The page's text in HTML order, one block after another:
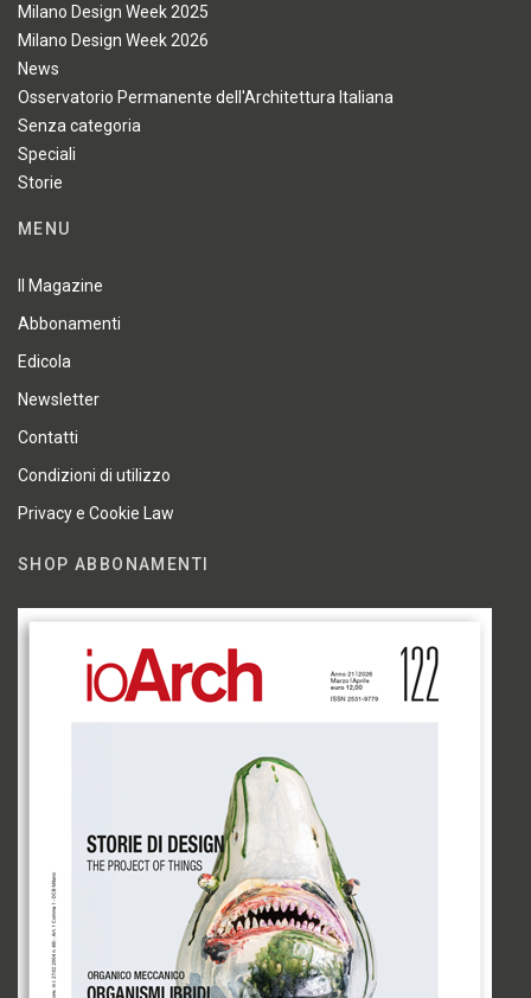
Milano Design Week 2025
Milano Design Week 2026
News
Osservatorio Permanente dell'Architettura Italiana
Senza categoria
Speciali
Storie
MENU
Il Magazine
Abbonamenti
Edicola
Newsletter
Contatti
Condizioni di utilizzo
Privacy e Cookie Law
SHOP ABBONAMENTI